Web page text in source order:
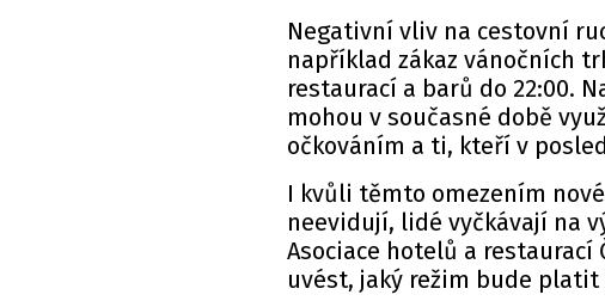
Negativní vliv na cestovní
například zákaz vánočních
restaurací a barů do 22:00.
mohou v současné době
očkováním a ti, kteří v
I kvůli těmto omezením
neevidují, lidé vyčkávají na
Asociace hotelů a restaurací
uvést, jaký režim bude platit